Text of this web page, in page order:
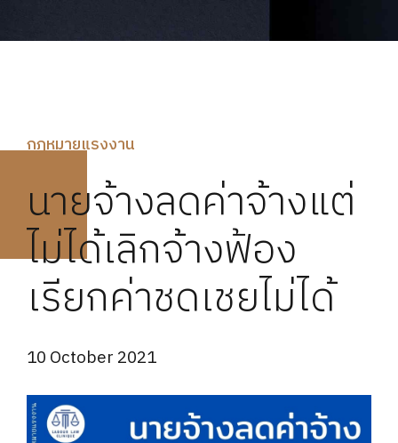
กฏหมายแรงงาน
นายจ้างลดค่าจ้างแต่
ไม่ได้เลิกจ้างฟ้อง
เรียกค่าชดเชยไม่ได้
10 October 2021